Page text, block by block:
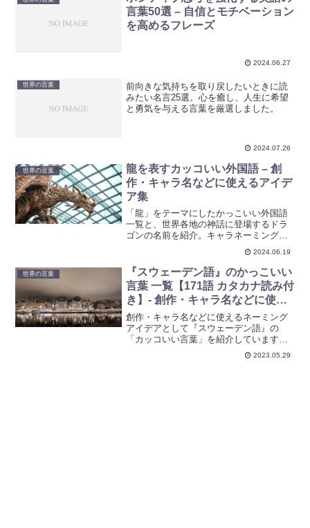
言葉50選 – 自信とモチベーション
を高めるフレーズ
2024.06.27
世界の言葉
前向きな気持ちを取り戻したいときに読
みたい名言25選。心を癒し、人生に希望
と勇気を与える言葉を厳選しました。
2024.07.26
世界の言葉
龍を表すカッコいい外国語 – 創
作・キャラ名などに使えるアイデ
ア集
「龍」をテーマにしたかっこいい外国語
一覧と、世界各地の神話に登場するドラ
ゴンの名前を紹介。キャラネーミングや
創作アイデアに役立つ情報を提供しま
2024.06.19
世界の言葉
『スウェーデン語』のかっこいい
言葉 一覧【171語 カタカナ読み付
き】- 創作・キャラ名などに使え
るアイデア集
創作・キャラ名などに使えるネーミング
アイデアとして『スウェーデン語』の
「カッコいい言葉」を紹介していますの
で、ぜひ参考にしてみてください。スウ
ェーデン語のカタカナ読み付きです。
2023.05.29